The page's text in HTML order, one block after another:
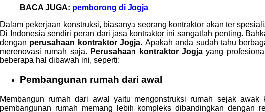
BACA JUGA: pemborong di Jogja
Dalam pekerjaan konstruksi, biasanya seorang kontraktor akan ter
Di Indonesia sendiri peran dari jasa kontraktor ini sangatlah penting.
dengan perusahaan kontraktor Jogja. Apakah anda sudah tahu
merenovasi rumah saja. Perusahaan kontraktor Jogjayang
beberapa hal dibawah ini, seperti:
Pembangunan rumah dari awal
Membangun rumah dari awal yaitu mengonstruksi rumah sejak
pembangunan rumah memang lebih kompleks dibandingkan dengan